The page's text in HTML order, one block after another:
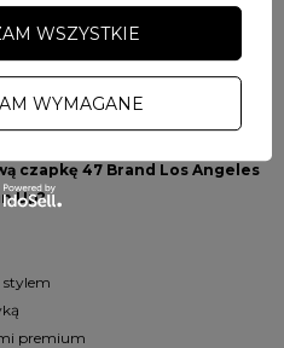
lifestyle’owym designem.
trendy fashion oraz casual
i modą urban.
czapkę 47 Brand Los Angeles
Up?
premium
WYMAGANE
WSZYSTKIE